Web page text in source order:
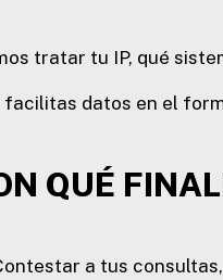
tratar tu IP, qué
facilitas datos en el
QUÉ
a tus